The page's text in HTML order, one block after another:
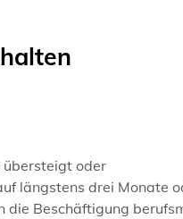
oder
längstens drei Monate
die Beschäftigung